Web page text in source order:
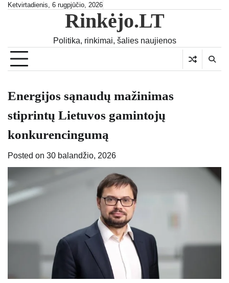
SkipKetvirtadienis, 6 rugpjūčio, 2026
Rinkėjo.LT
Politika, rinkimai, šalies naujienos
Energijos sąnaudų mažinimas
stiprintų Lietuvos gamintojų
konkurencingumą
Posted on 30 balandžio, 2026